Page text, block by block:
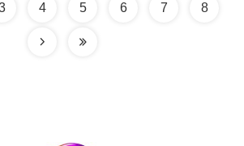
4 5 6 7 8